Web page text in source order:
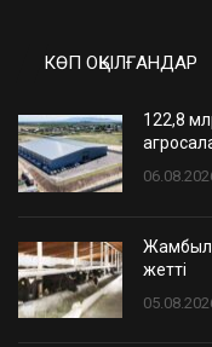
КӨП ОҚЫЛҒАНДАР
122,8
Жамбыл
жетті